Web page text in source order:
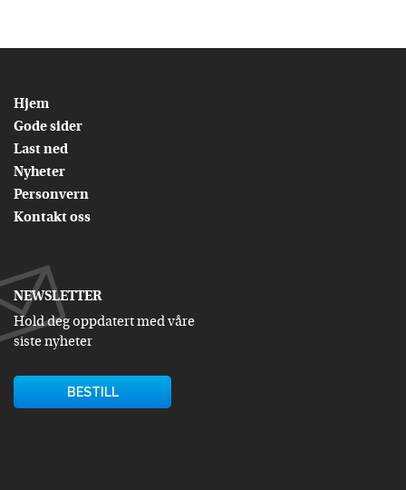
Hjem
Gode sider
Last ned
Nyheter
Personvern
Kontakt oss
NEWSLETTER
Hold deg oppdatert med våre
siste nyheter
BESTILL